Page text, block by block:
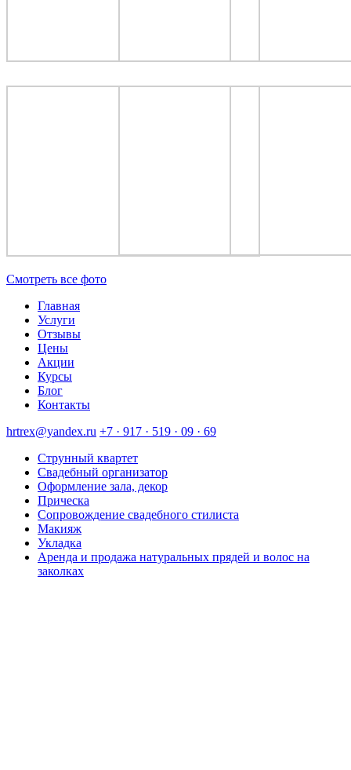
Cмотреть все фото
Главная
Услуги
Отзывы
Цены
Акции
Курсы
Блог
Контакты
hrtrex@yandex.ru +7 · 917 · 519 · 09 · 69
Струнный квартет
Свадебный организатор
Оформление зала, декор
Прическа
Сопровождение свадебного стилиста
Макияж
Укладка
Аренда и продажа натуральных прядей и волос на
заколках